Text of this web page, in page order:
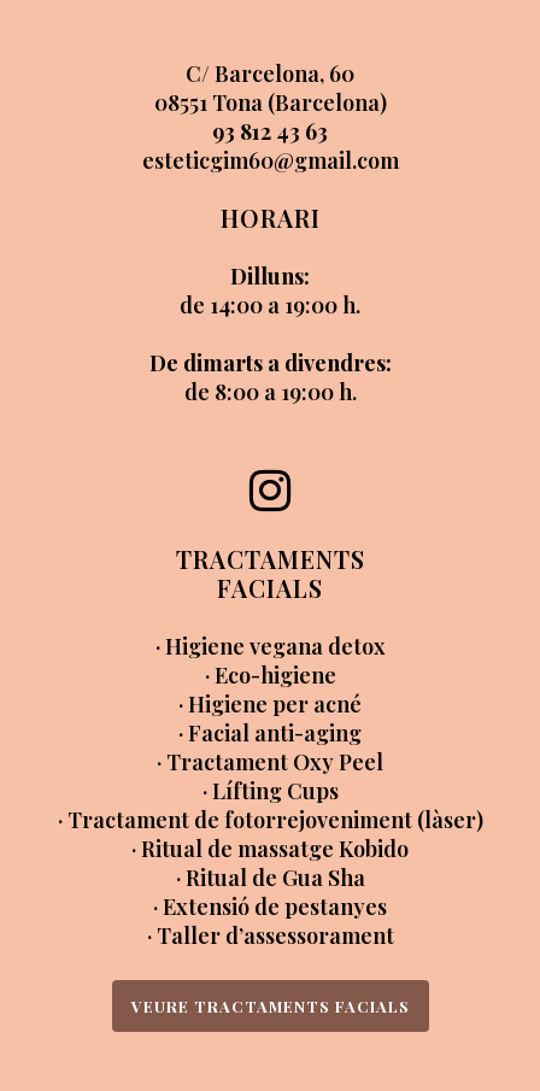
C/ Barcelona, 60
08551 Tona (Barcelona)
93 812 43 63
esteticgim60@gmail.com
HORARI
Dilluns:
de 14:00 a 19:00 h.
De dimarts a divendres:
de 8:00 a 19:00 h.
TRACTAMENTS
FACIALS
· Higiene vegana detox
· Eco-higiene
· Higiene per acné
· Facial anti-aging
· Tractament Oxy Peel
· Lífting Cups
· Tractament de fotorrejoveniment (làser)
· Ritual de massatge Kobido
· Ritual de Gua Sha
· Extensió de pestanyes
· Taller d’assessorament
VEURE TRACTAMENTS FACIALS